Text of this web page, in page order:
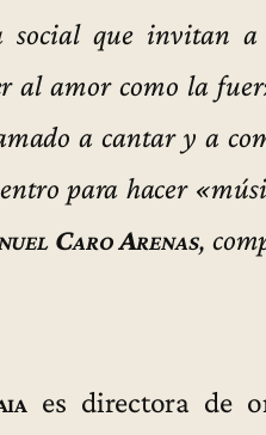
social que invitan
al amor como la
a cantar y a
para hacer
Caro Arenas,
es directora de